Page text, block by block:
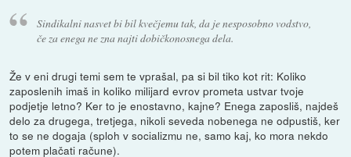
Sindikalni nasvet bi bil kvečjemu tak, da je nesposobno vodstvo,
če za enega ne zna najti dobičkonosnega dela.
Že v eni drugi temi sem te vprašal, pa si bil tiko kot rit: Koliko
zaposlenih imaš in koliko milijard evrov prometa ustvar tvoje
podjetje letno? Ker to je enostavno, kajne? Enega zaposliš, najdeš
delo za drugega, tretjega, nikoli seveda nobenega ne odpustiš, ker
to se ne dogaja (sploh v socializmu ne, samo kaj, ko mora nekdo
potem plačati račune).